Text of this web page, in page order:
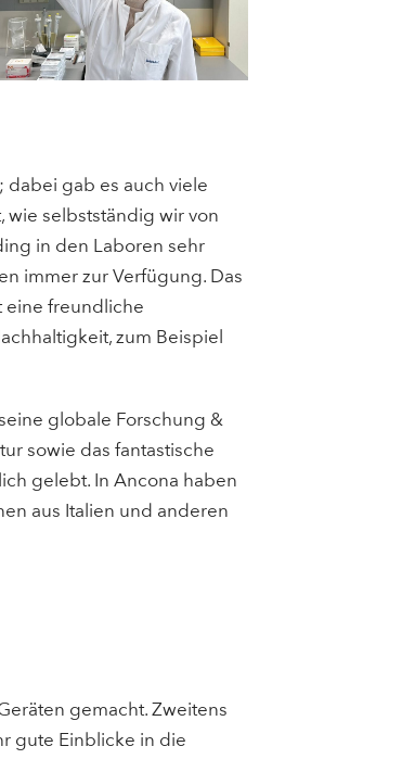
dabei gab es auch viele
wie selbstständig wir von
in den Laboren sehr
immer zur Verfügung. Das
eine freundliche
zum Beispiel
globale Forschung &
sowie das fantastische
gelebt. In Ancona haben
aus Italien und anderen
gemacht. Zweitens
gute Einblicke in die